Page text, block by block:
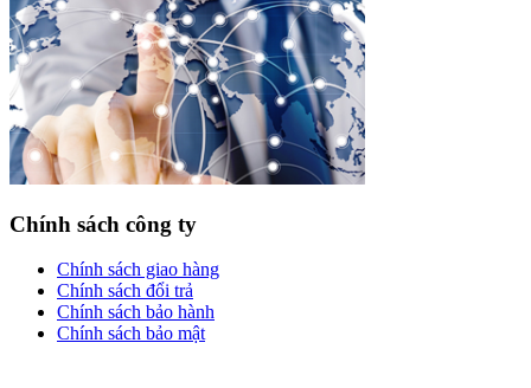
Chính sách công ty
Chính sách giao hàng
Chính sách đổi trả
Chính sách bảo hành
Chính sách bảo mật